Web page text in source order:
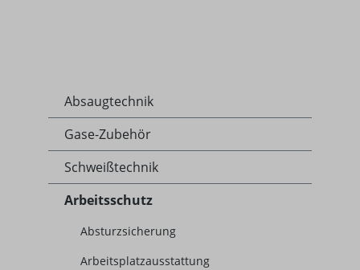
Absaugtechnik
Gase-Zubehör
Schweißtechnik
Arbeitsschutz
Absturzsicherung
Arbeitsplatzausstattung